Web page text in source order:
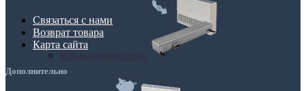
Связаться с нами
Возврат товара
Карта сайта
Дополнительно